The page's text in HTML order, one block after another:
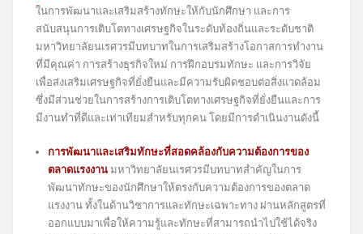
ในการพัฒนาและเสริมสร้างทักษะให้กับนักศึกษา และการ
สนับสนุนการเติบโตทางเศรษฐกิจในระดับท้องถิ่นและระดับชาติ
มหาวิทยาลัยนเรศวรมีบทบาทในการเสริมสร้างโอกาสการทำงาน
ที่มีคุณค่า การสร้างธุรกิจใหม่ การฝึกอบรมทักษะ และการวิจัย
เพื่อส่งเสริมเศรษฐกิจที่ยั่งยืนและมีความรับผิดชอบต่อสิ่งแวดล้อม
ซึ่งมีส่วนช่วยในการสร้างการเติบโตทางเศรษฐกิจที่ยั่งยืนและการ
มีงานทำที่ดีและเท่าเทียมสำหรับทุกคน โดยมีการดำเนินงานดังนี้
การพัฒนาและเสริมทักษะที่สอดคล้องกับความต้องการของ
ตลาดแรงงาน มหาวิทยาลัยนเรศวรมีบทบาทสำคัญในการ
พัฒนาทักษะของนักศึกษาให้ตรงกับความต้องการของตลาด
แรงงาน ทั้งในด้านวิชาการและทักษะเฉพาะทาง ผ่านหลักสูตรที่
ออกแบบมาเพื่อให้ความรู้และทักษะที่สามารถนำไปใช้ได้จริง